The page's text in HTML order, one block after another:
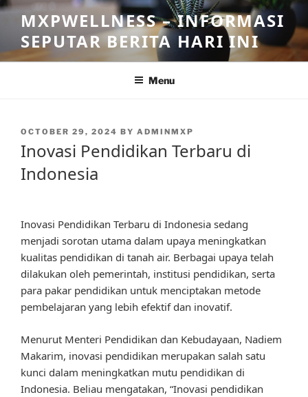
Skip
content
MXPWELLNESS – INFORMASI
SEPUTAR BERITA HARI INI
Menu
POSTED
OCTOBER 29, 2024 BY ADMINMXP
Inovasi Pendidikan Terbaru di
Indonesia
Inovasi Pendidikan Terbaru di Indonesia sedang
menjadi sorotan utama dalam upaya meningkatkan
kualitas pendidikan di tanah air. Berbagai upaya telah
dilakukan oleh pemerintah, institusi pendidikan, serta
para pakar pendidikan untuk menciptakan metode
pembelajaran yang lebih efektif dan inovatif.
Menurut Menteri Pendidikan dan Kebudayaan, Nadiem
Makarim, inovasi pendidikan merupakan salah satu
kunci dalam meningkatkan mutu pendidikan di
Indonesia. Beliau mengatakan, “Inovasi pendidikan